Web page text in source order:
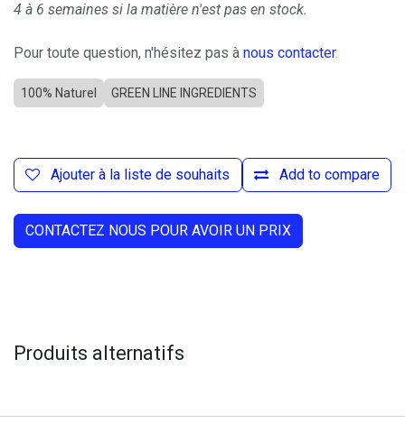
4 à 6 semaines si la matière n'est pas en stock.
Pour toute question, n'hésitez pas à nous contacter.
100% Naturel GREEN LINE INGREDIENTS
Add to compare
Ajouter à la liste de souhaits
CONTACTEZ NOUS POUR AVOIR UN PRIX
Produits alternatifs